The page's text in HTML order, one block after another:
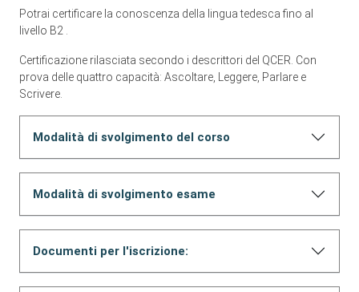
Potrai certificare la conoscenza della lingua tedesca fino al
livello B2 .
Certificazione rilasciata secondo i descrittori del QCER. Con
prova delle quattro capacità: Ascoltare, Leggere, Parlare e
Scrivere.
Modalità di svolgimento del corso
Modalità di svolgimento esame
Documenti per l'iscrizione: